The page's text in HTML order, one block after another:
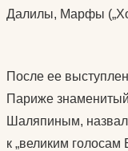
Далилы, Марфы
После ее
Париже
Шаляпиным, назвал
к „великим